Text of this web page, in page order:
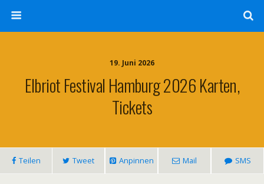
19. Juni 2026
Elbriot Festival Hamburg 2026 Karten,
Tickets
Teilen Tweet Anpinnen Mail SMS